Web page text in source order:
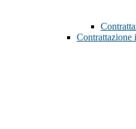
Contrattazione